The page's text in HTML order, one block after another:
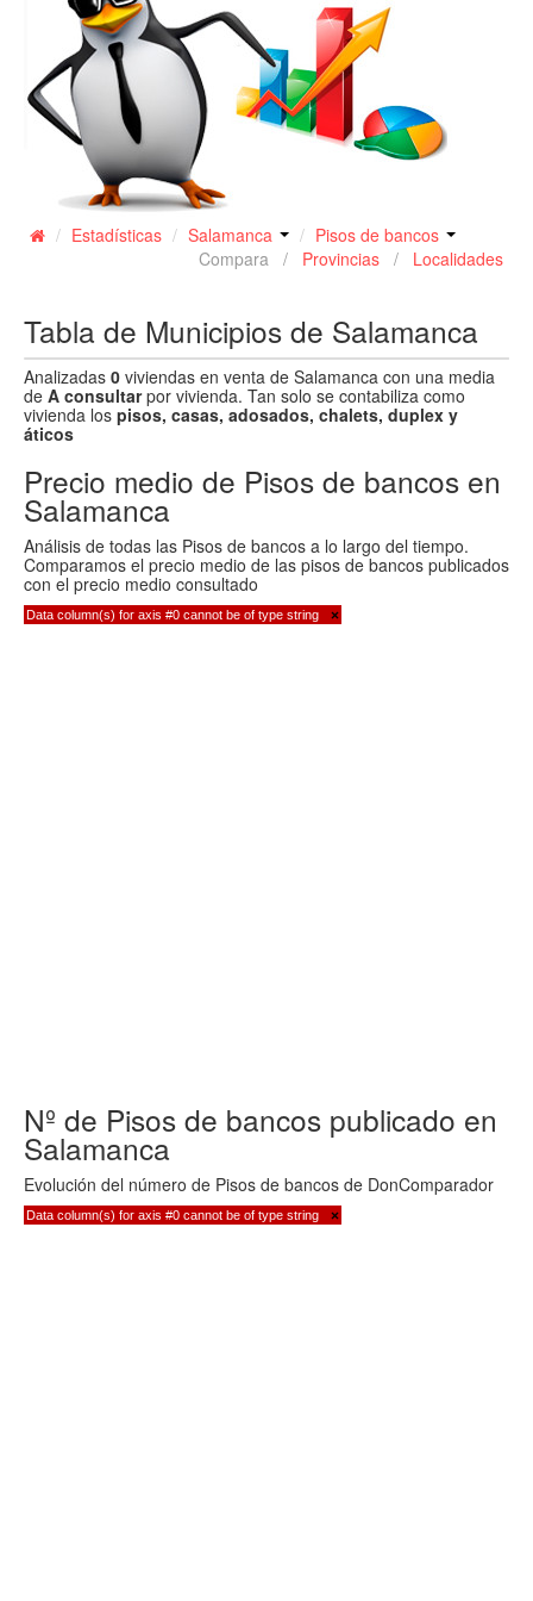
Contacto
/ Estadísticas / Salamanca / Pisos de bancos
Compara / Provincias / Localidades
Tabla de Municipios de Salamanca
Analizadas 0 viviendas en venta de Salamanca con una media
de A consultarpor vivienda. Tan solo se contabiliza como
vivienda los pisos, casas, adosados, chalets, duplex y
áticos
Precio medio de Pisos de bancos en
Salamanca
Análisis de todas las Pisos de bancos a lo largo del tiempo.
Comparamos el precio medio de las pisos de bancos publicados
con el precio medio consultado
Data column(s) for axis #0 cannot be of type string ×
Nº de Pisos de bancos publicado en
Salamanca
Evolución del número de Pisos de bancos de DonComparador
Data column(s) for axis #0 cannot be of type string ×